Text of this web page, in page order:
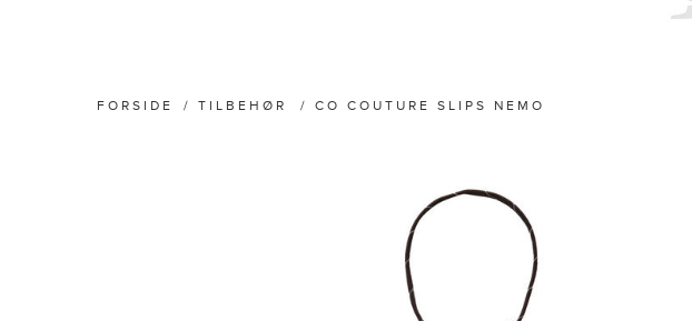
FORSIDE / TILBEHØR / CO COUTURE SLIPS NEMO